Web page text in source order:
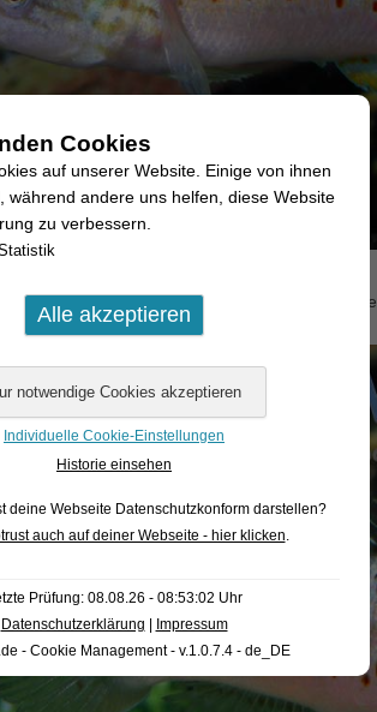
herrliche, 6-8 cm lange Nachzuchtexemplare
Cookies
auf unserer Website. Einige von ihnen
während andere uns helfen, diese Website
zu verbessern.
Individuelle Cookie-Einstellungen
Historie einsehen
deine Webseite Datenschutzkonform darstellen?
auch auf deiner Webseite - hier klicken
Prüfung: 08.08.26 - 08:53:02 Uhr
Datenschutzerklärung | Impressum
- Cookie Management - v.1.0.7.4 - de_DE